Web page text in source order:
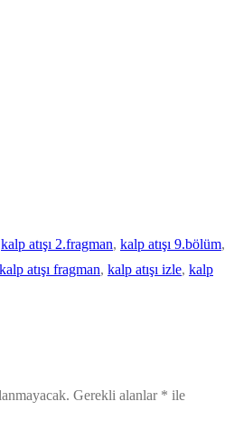
kalp atışı 2.fragman, kalp atışı 9.bölüm
kalp atışı fragman, kalp atışı izle, kalp
Gerekli alanlar * ile